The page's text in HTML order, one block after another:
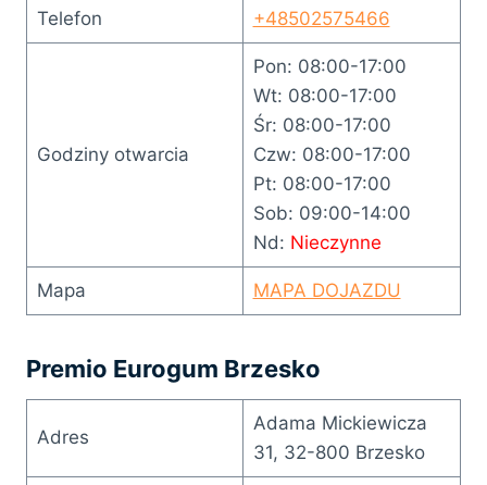
Telefon +48502575466
Godziny otwarcia
Pon: 08:00-17:00
Wt: 08:00-17:00
Śr: 08:00-17:00
Czw: 08:00-17:00
Pt: 08:00-17:00
Sob: 09:00-14:00
Nd: Nieczynne
Mapa MAPA DOJAZDU
Premio Eurogum Brzesko
Adres
Adama Mickiewicza
31, 32-800 Brzesko